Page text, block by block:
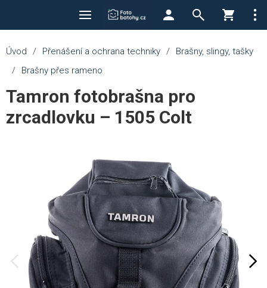
Úvod / Přenášení a ochrana techniky /
Brašny, slingy, tašky
/
Brašny přes rameno
Tamron fotobrašna pro
zrcadlovku – 1505 Colt